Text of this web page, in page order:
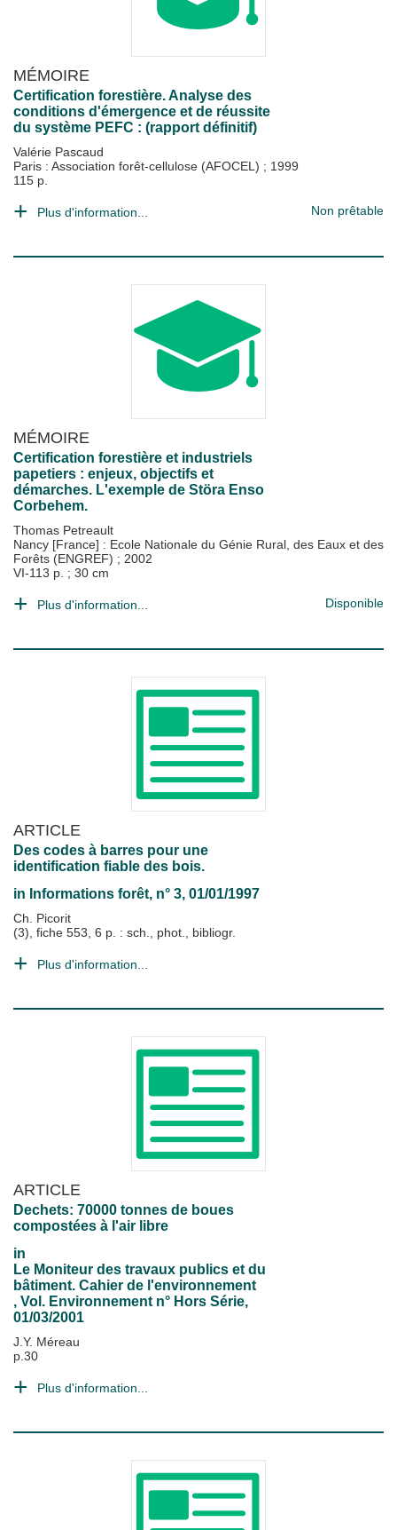
MÉMOIRE
Certification forestière. Analyse des
conditions d'émergence et de réussite
du système PEFC : (rapport définitif)
Valérie Pascaud
Paris : Association forêt-cellulose (AFOCEL) ; 1999
115 p.
Plus d'information... Non prêtable
MÉMOIRE
Certification forestière et industriels
papetiers : enjeux, objectifs et
démarches. L'exemple de Störa Enso
Corbehem.
Thomas Petreault
Nancy [France] : Ecole Nationale du Génie Rural, des Eaux et des
Forêts (ENGREF) ; 2002
VI-113 p. ; 30 cm
Plus d'information... Disponible
ARTICLE
Des codes à barres pour une
identification fiable des bois.
in Informations forêt, n° 3, 01/01/1997
Ch. Picorit
(3), fiche 553, 6 p. : sch., phot., bibliogr.
Plus d'information...
ARTICLE
Dechets: 70000 tonnes de boues
compostées à l'air libre
in
Le Moniteur des travaux publics et du
bâtiment. Cahier de l'environnement
, Vol. Environnement n° Hors Série,
01/03/2001
J.Y. Méreau
p.30
Plus d'information...